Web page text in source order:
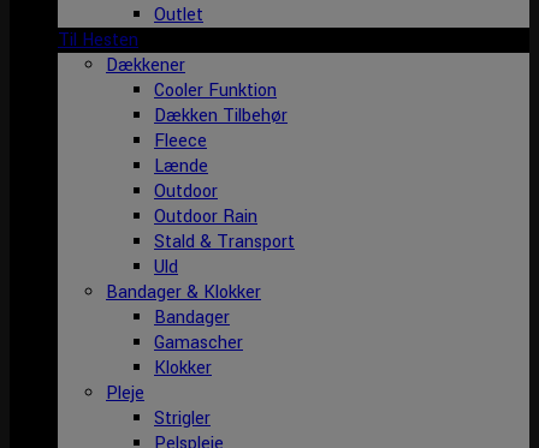
Outlet
Til Hesten
Dækkener
Cooler Funktion
Dækken Tilbehør
Fleece
Lænde
Outdoor
Outdoor Rain
Stald & Transport
Uld
Bandager & Klokker
Bandager
Gamascher
Klokker
Pleje
Strigler